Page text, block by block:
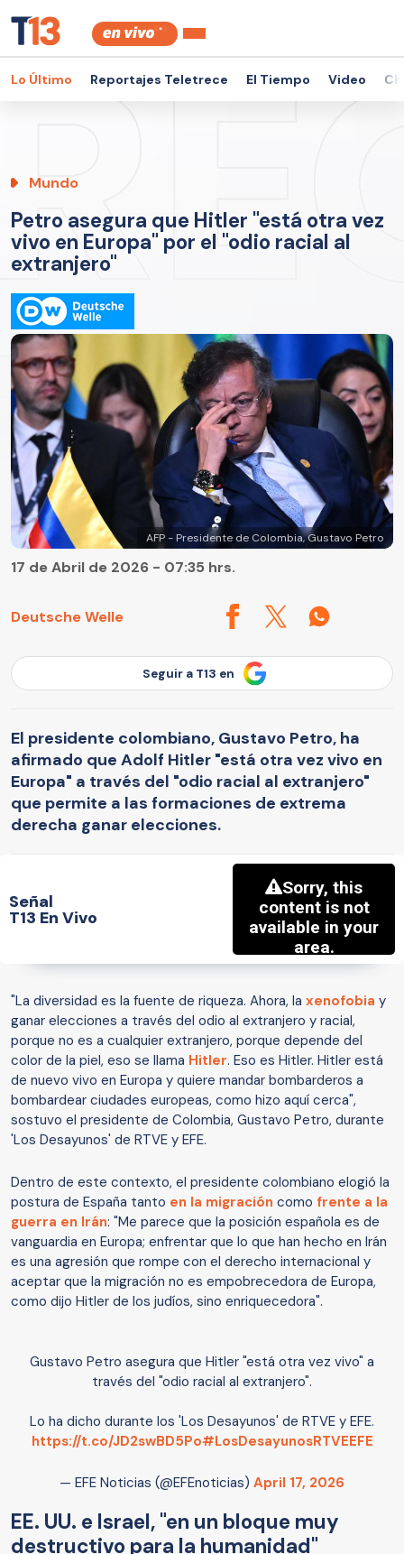
Lo Último Reportajes Teletrece El Tiempo Video
Mundo
Petro asegura que Hitler "está otra vez
vivo en Europa" por el "odio racial al
extranjero"
AFP - Presidente de Colombia, Gustavo Petro
Deutsche Welle
17 de Abril de 2026 - 07:35 hrs.
Seguir a T13 en
El presidente colombiano, Gustavo Petro, ha
afirmado que Adolf Hitler "está otra vez vivo en
Europa" a través del "odio racial al extranjero"
que permite a las formaciones de extrema
derecha ganar elecciones.
Señal
T13 En Vivo
"La diversidad es la fuente de riqueza. Ahora, la xenofobia y
ganar elecciones a través del odio al extranjero y racial,
porque no es a cualquier extranjero, porque depende del
color de la piel, eso se llama Hitler. Eso es Hitler. Hitler está
de nuevo vivo en Europa y quiere mandar bombarderos a
bombardear ciudades europeas, como hizo aquí cerca",
sostuvo el presidente de Colombia, Gustavo Petro, durante
'Los Desayunos' de RTVE y EFE.
Dentro de este contexto, el presidente colombiano elogió la
postura de España tanto en la migración como frente a la
guerra en Irán: "Me parece que la posición española es de
vanguardia en Europa; enfrentar que lo que han hecho en Irán
es una agresión que rompe con el derecho internacional y
aceptar que la migración no es empobrecedora de Europa,
como dijo Hitler de los judíos, sino enriquecedora".
Gustavo Petro asegura que Hitler "está otra vez vivo" a
través del "odio racial al extranjero".
Lo ha dicho durante los 'Los Desayunos' de RTVE y EFE.
https://t.co/JD2swBD5Po#LosDesayunosRTVEEFE
— EFE Noticias (@EFEnoticias) April 17, 2026
EE. UU. e Israel, "en un bloque muy
destructivo para la humanidad"